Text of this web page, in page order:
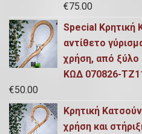
€75.00
Special Κρητική
αντίθετο
χρήση, από ξύλο
ΚΩΔ 070826-
€50.00
Κρητική
χρήση και